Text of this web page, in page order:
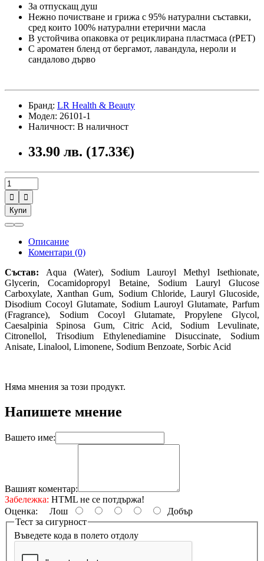
За отпускащ душ
Нежно почистване и грижа с 95% натурални съставки,
сред които 100% натурални етерични масла
В устойчива опаковка от рециклирана пластмаса (rPET)
С ароматен бленд от бергамот, лавандула, нероли и
сандалово дърво
Бранд: LR Health & Beauty
Модел: 26101-1
Наличност: В наличност
33.90 лв. (17.33€)


Купи
Описание
Коментари (0)
Състав: Aqua (Water), Sodium Lauroyl Methyl Isethionate,
Glycerin, Cocamidopropyl Betaine, Sodium Lauryl Glucose
Carboxylate, Xanthan Gum, Sodium Chloride, Lauryl Glucoside,
Disodium Cocoyl Glutamate, Sodium Lauroyl Glutamate, Parfum
(Fragrance), Sodium Cocoyl Glutamate, Propylene Glycol,
Caesalpinia Spinosa Gum, Citric Acid, Sodium Levulinate,
Citronellol, Trisodium Ethylenediamine Disuccinate, Sodium
Anisate, Linalool, Limonene, Sodium Benzoate, Sorbic Acid
Няма мнения за този продукт.
Напишете мнение
Вашето име:
Вашият коментар:
Забележка: HTML не се потдържа!
Оценка: Лош
Добър
Тест за сигурност
Въведете кода в полето отдолу